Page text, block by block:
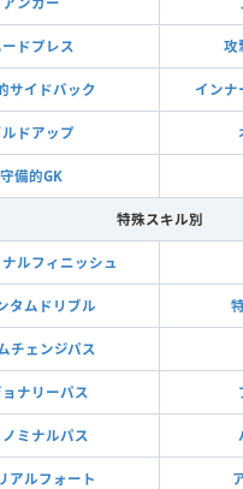
ードプレス 攻
サイドバック インナ
ルドアップ
守備的GK
特殊スキル別
ルフィニッシュ
タムドリブル
チェンジパス
ナリーパス
ミナルパス
アルフォート